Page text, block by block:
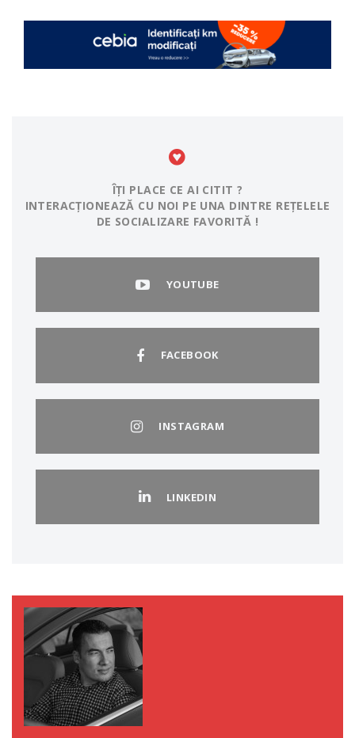
ÎȚI PLACE CE AI CITIT ?
INTERACȚIONEAZĂ CU NOI PE UNA DINTRE REȚELELE
DE SOCIALIZARE FAVORITĂ !
YOUTUBE
FACEBOOK
INSTAGRAM
LINKEDIN